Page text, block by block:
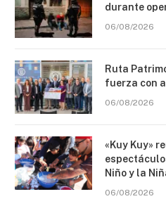
durante
06/08/2026
Ruta
fuerza con
06/08/2026
«Kuy Kuy»
Niño y la
06/08/2026